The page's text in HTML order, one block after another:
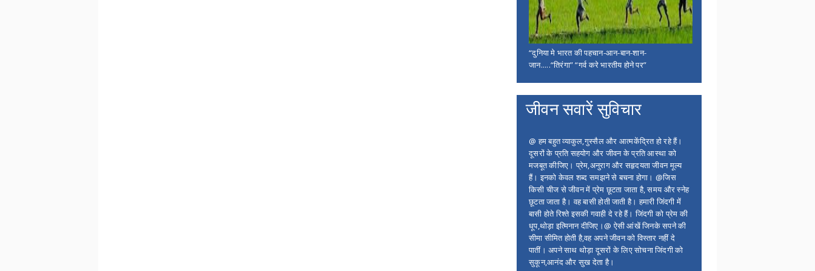
“दुनिया मे भारत की पहचान-आन-बान-शान-
जान.....“तिरंगा” “गर्व करे भारतीय होने पर”
जीवन सवारें सुविचार
@ हम बहुत व्याकुल,गुस्सैल और आत्मकेंद्रित हो रहे हैं।
दूसरों के प्रति सहयोग और जीवन के प्रति आस्था को
मजबूत कीजिए। प्रेम,अनुराग और सहृदयता जीवन मूल्य
हैं। इनको केवल शब्द समझने से बचना होगा। @जिस
किसी चीज से जीवन में प्रेम छूटता जाता है, समय और स्नेह
छूटता जाता है। वह बासी होती जाती है। हमारी जिंदगी में
बासी होते रिश्ते इसकी गवाही दे रहे हैं। जिंदगी को प्रेम की
धूप,थोड़ा इत्मिनान दीजिए।@ ऐसी आंखें जिनके सपने की
सीमा सीमित होती है,वह अपने जीवन को विस्तार नहीं दे
पातीं। अपने साथ थोड़ा दूसरों के लिए सोचना जिंदगी को
सुकून,आनंद और सुख देता है।